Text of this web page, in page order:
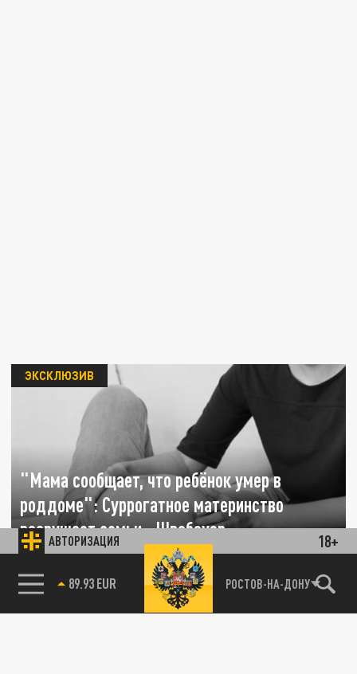
АВТОРИЗАЦИЯ 18+
89.93 EUR РОСТОВ-НА-ДОНУ
"Мама сообщает, что ребёнок умер в
роддоме": Суррогатное материнство
разрушает семьи - Швабауэр
ЭКСКЛЮЗИВ
В России может появиться новый закон,
который даёт право на маткапитал